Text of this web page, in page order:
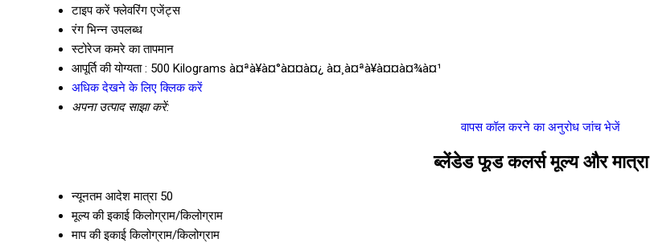
टाइप करें फ्लेवरिंग एजेंट्स
रंग भिन्न उपलब्ध
स्टोरेज कमरे का तापमान
आपूर्ति की योग्यता : 500 Kilograms à¤ªà¥à¤°à¤¤à¤¿ à¤¸à¤ªà¥à¤¤à¤¾à¤¹
अधिक देखने के लिए क्लिक करें
अपना उत्पाद साझा करें:
वापस कॉल करने का अनुरोध जांच भेजें
ब्लेंडेड फूड कलर्स मूल्य और मात्रा
न्यूनतम आदेश मात्रा 50
मूल्य की इकाई किलोग्राम/किलोग्राम
माप की इकाई किलोग्राम/किलोग्राम